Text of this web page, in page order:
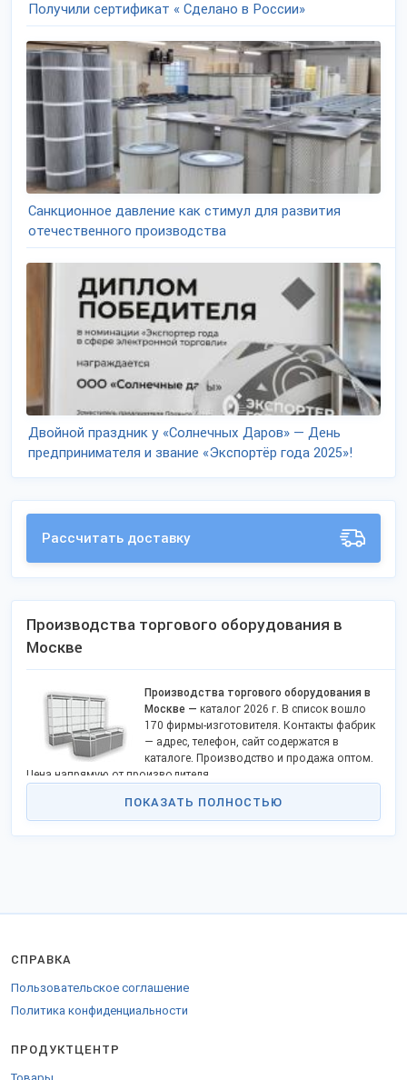
Получили сертификат « Сделано в России»
Санкционное давление как стимул для развития
отечественного производства
Двойной праздник у «Солнечных Даров» — День
предпринимателя и звание «Экспортёр года 2025»!
Рассчитать доставку
Производства торгового оборудования в
Москве
Производства торгового оборудования в
Москве — каталог 2026 г. В список вошло
170 фирмы-изготовителя. Контакты фабрик
— адрес, телефон, сайт содержатся в
каталоге. Производство и продажа оптом.
Цена напрямую от производителя.
Профильными предприятиями выпускаются:
Стеллажи;
Стойки;
Тумбы;
Стенды, буклетницы и прочие изделия.
Производство сосредоточено в промышленных зонах столицы.
торговых залов, аптек, магазинов, ресторанов, офисов, кафе.
Дизайн соответствует назначению. С помощью торговой мебели
ПОКАЗАТЬ ПОЛНОСТЬЮ
СПРАВКА
Пользовательское соглашение
Политика конфиденциальности
ПРОДУКТЦЕНТР